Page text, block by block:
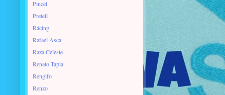
Pincel
Pretell
Rácing
Rafael Asca
Raza Celeste
Renato Tapia
Rengifo
Renzo